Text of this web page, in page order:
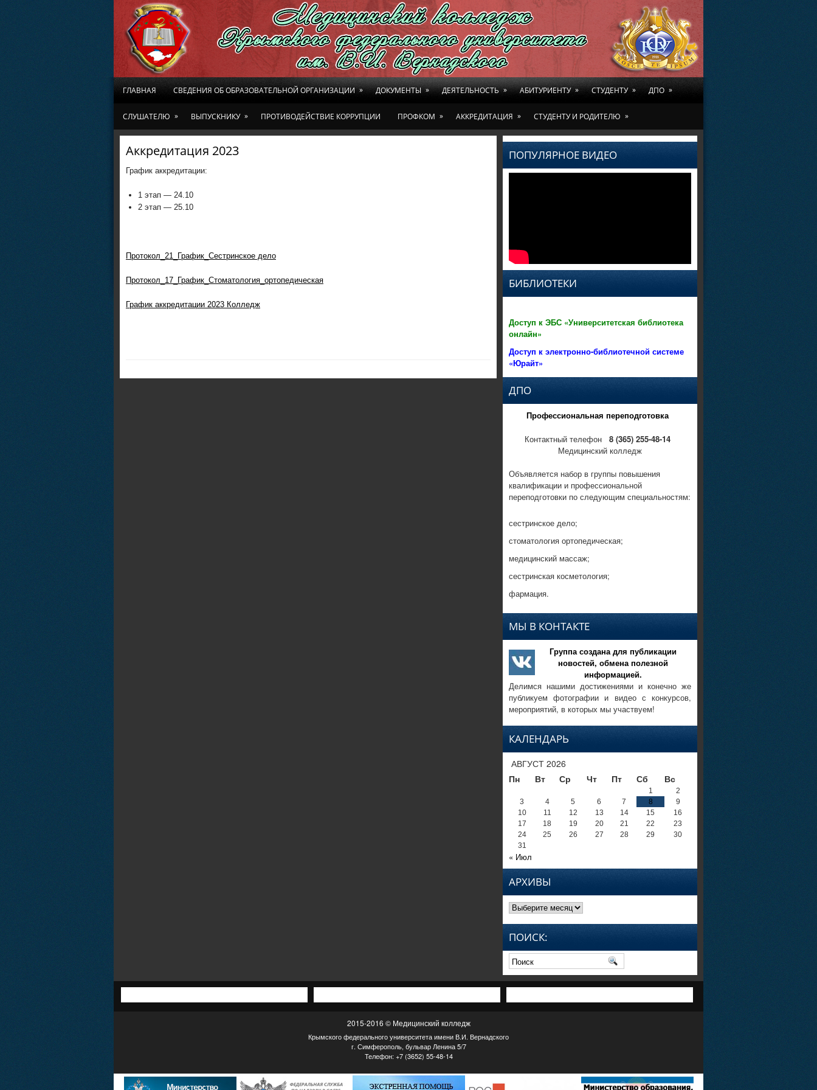
ГЛАВНАЯ СВЕДЕНИЯ ОБ ОБРАЗОВАТЕЛЬНОЙ ОРГАНИЗАЦИИ » ДОКУМЕНТЫ » ДЕЯТЕЛЬНОСТЬ » АБИТУРИЕНТУ » СТУДЕНТУ » ДПО »
СЛУШАТЕЛЮ » ВЫПУСКНИКУ » ПРОТИВОДЕЙСТВИЕ КОРРУПЦИИ ПРОФКОМ » АККРЕДИТАЦИЯ » СТУДЕНТУ И РОДИТЕЛЮ »
Аккредитация 2023
График аккредитации:
1 этап — 24.10
2 этап — 25.10
Протокол_21_График_Сестринское дело
Протокол_17_График_Стоматология_ортопедическая
График аккредитации 2023 Колледж
ПОПУЛЯРНОЕ ВИДЕО
БИБЛИОТЕКИ
Доступ к ЭБС «Университетская библиотека
онлайн»
Доступ к электронно-библиотечной системе
«Юрайт»
ДПО
Профессиональная переподготовка
Контактный телефон 8 (365) 255-48-14
Медицинский колледж
Объявляется набор в группы повышения
квалификации и профессиональной
переподготовки по следующим специальностям:
сестринское дело;
стоматология ортопедическая;
медицинский массаж;
сестринская косметология;
фармация.
МЫ В КОНТАКТЕ
Группа создана для публикации
новостей, обмена полезной
информацией.
Делимся нашими достижениями и конечно же
публикуем фотографии и видео с конкурсов,
мероприятий, в которых мы участвуем!
КАЛЕНДАРЬ
АВГУСТ 2026
Пн
Вт Ср Чт Пт Сб Вс
1
2
3
4 5 6 7 8
9
10
11 12 13 14 15
16
17
18 19 20 21 22
23
24
25 26 27 28 29
30
31
« Июл
АРХИВЫ
Архивы
ПОИСК:
2015-2016 © Медицинский колледж
Крымского федерального университета имени В.И. Вернадского
г. Симферополь, бульвар Ленина 5/7
Телефон: +7 (3652) 55-48-14